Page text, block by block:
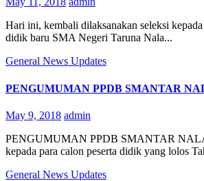
Hari ini, kembali dilaksanakan seleksi kepada
didik baru SMA Negeri Taruna Nala...
General News Updates
PENGUMUMAN PPDB SMANTAR
May 9, 2018 admin
PENGUMUMAN PPDB SMANTAR
kepada para calon peserta didik yang lolos
General News Updates